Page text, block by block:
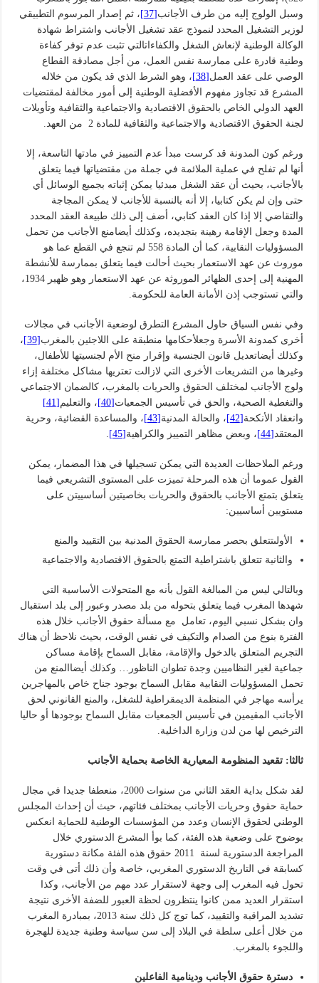
وسبل الولوج إليه من طرف الأجانب[37]
، ثم إصدار المرسوم التطبيقي
لوزير التشغيل المحدد لنموذج عقد تشغيل الأجانب واشتراط شهادة
الوكالة الوطنية لإنعاش الشغل والكفاءاتالتي تثبت عدم توفر كفاءة
وطنية قادرة على ممارسة نفس العمل، من أجل مصادقة القطاع
الوصي على عقد العمل[38]
، وهو الشرط الذي قد يكون من خلاله
المشرع قد تجاوز مفهوم الأفضلية الوطنية إلى أمور مخالفة لمقتضيات
العهد الدولي الخاص بالحقوق الاقتصادية والاجتماعية والثقافية وتأويلات
لجنة الحقوق الاقتصادية والاجتماعية والثقافية للمادة 2 من العهد.
ورغم كون المدونة قد كرست مبدأ عدم التمييز في مادتها التاسعة، إلا
أنها لم تفلح في عملية الملائمة في جملة من مقتضياتها فيما يتعلق
بالأجانب، بحيث أن عقد الشغل مبدئيا يمكن إثباته بجميع الوسائل أي
حتى وإن لم يكن كتابيا، إلا أنه بالنسبة للأجانب لا يمكن المجاجة
والتقاضي إلا إذا كان العقد كتابي، أضف إلى ذلك طبيعة العقد المحدد
المدة وجعل الإقامة رهينة بتجديده، وكذلك أيضامنع الأجانب من تحمل
المسؤوليات النقابية، كما أن المادة 558 لم تنجع في القطع عما هو
موروث عن عهد الاستعمار بحيث أحالت فيما يتعلق بممارسة للأنشطة
المهنية إلى إحدى الظهائر الموروثة عن عهد الاستعمار وهو ظهير 1934،
والتي تستوجب إذن الأمانة العامة للحكومة.
وفي نفس السياق حاول المشرع التطرق لوضعية الأجانب في مجالات
أخرى كمدونة الأسرة وجعلأحكامها منطبقة على اللاجئين بالمغرب[39]
،
وكذلك أيضاتعديل قانون الجنسية وإقرار منح الأم لجنسيتها للأطفال،
وغيرها من التشريعات الأخرى التي لازالت تعتريها مشاكل مختلفة إزاء
ولوج الأجانب لمختلف الحقوق والحريات بالمغرب، كالضمان الاجتماعي
والتغطية الصحية، والحق في تأسيس الجمعيات[40] ، والتعليم [41]
وانعقاد الأنكحة[42] ، والحالة المدنية[43]
، والمساعدة القضائية، وحرية
المعتقد [44] ، وبعض مظاهر التمييز والكراهية[45]
ورغم الملاحظات العديدة التي يمكن تسجيلها في هذا المضمار، يمكن
القول عموما أن هذه المرحلة تميزت على المستوى التشريعي فيما
يتعلق بتمتع الأجانب بالحقوق والحريات بخاصيتين أساسييتن على
مستويين أساسيين:
الأولىتتعلق بحصر ممارسة الحقوق المدنية بين التقييد والمنع
والثانية تتعلق باشتراطية التمتع بالحقوق الاقتصادية والاجتماعية
وبالتالي ليس من المبالغة القول بأنه مع المتحولات الأساسية التي
شهدها المغرب فيما يتعلق بتحوله من بلد مصدر وعبور إلى بلد استقبال
وان بشكل نسبي اليوم، تعامل مع مسألة حقوق الأجانب خلال هذه
الفترة بنوع من الصدام والتكيف في نفس الوقت، بحيث نلاحظ أن هناك
التجريم المتعلق بالدخول والإقامة، مقابل السماح بإقامة مساكن
جماعية لغير النظاميين وجدة تطوان الناظور… وكذلك أيضاالمنع من
تحمل المسؤوليات النقابية مقابل السماح بوجود جناح خاص بالمهاجرين
يرأسه مهاجر في المنظمة الديمقراطية للشغل، والمنع القانوني لحق
الأجانب المقيمين في تأسيس الجمعيات مقابل السماح بوجودها أو حاليا
الترخيص لها من لدن وزارة الداخلية.
ثالثا: تقعيد المنظومة المعيارية الخاصة بحماية الأجانب
لقد شكل بداية العقد الثاني من سنوات 2000، منعطفا جديدا في مجال
حماية حقوق وحريات الأجانب بمختلف فئاتهم، حيث أن إحداث المجلس
الوطني لحقوق الإنسان وعدد من المؤسسات الوطنية للحماية انعكس
بوضوح على وضعية هذه الفئة، كما بوأ المشرع الدستوري خلال
المراجعة الدستورية لسنة 2011 حقوق هذه الفئة مكانة دستورية
كسابقة في التاريخ الدستوري المغربي، خاصة وأن ذلك أتى في وقت
تحول فيه المغرب إلى وجهة لاستقرار عدد مهم من الأجانب، وكذا
استقرار العديد ممن كانوا ينتظرون لحظة العبور للضفة الأخرى نتيجة
تشديد المراقبة والتقييد، كما توج كل ذلك سنة 2013، بمبادرة المغرب
من خلال أعلى سلطة في البلاد إلى سن سياسة وطنية جديدة للهجرة
واللجوء بالمغرب.
دسترة حقوق الأجانب ودينامية الفاعلين